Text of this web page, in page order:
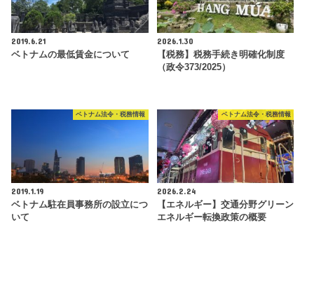
2019.6.21
ベトナムの最低賃金について
2026.1.30
【税務】税務手続き明確化制度
（政令373/2025）
ベトナム法令・税務情報
2019.1.19
ベトナム駐在員事務所の設立につ
いて
ベトナム法令・税務情報
2026.2.24
【エネルギー】交通分野グリーン
エネルギー転換政策の概要